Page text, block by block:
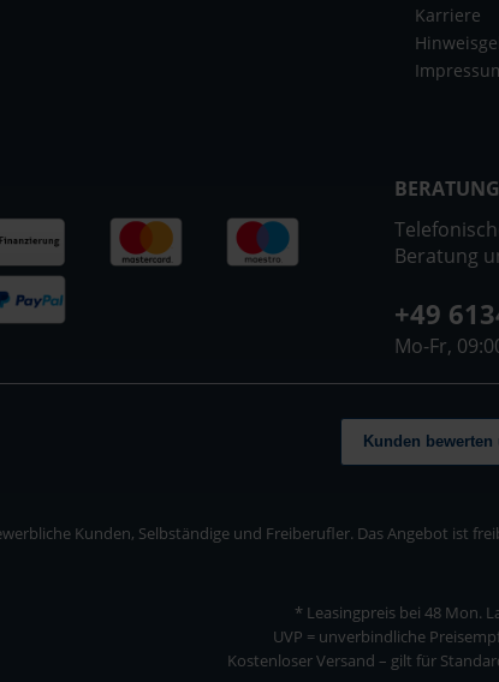
Karriere
Beratung
+49
Mo-Fr,
Kunden bewerten
Kunden, Selbständige und Freiberufler. Das Angebot ist
* Leasingpreis bei 48 Mon.
UVP = unverbindliche
Kostenloser Versand – gilt für